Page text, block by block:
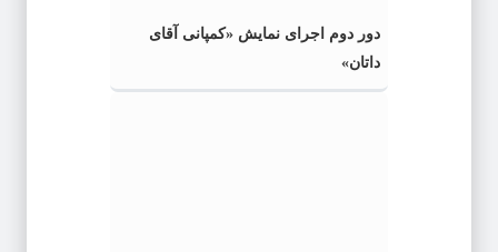
دور دوم اجرای نمایش «کمپانی آقای
داتان»